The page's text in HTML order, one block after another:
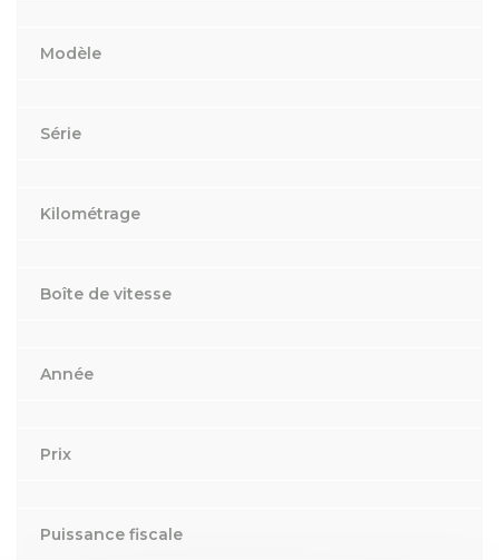
Modèle
Série
Kilométrage
Boîte de vitesse
Année
Prix
Puissance fiscale